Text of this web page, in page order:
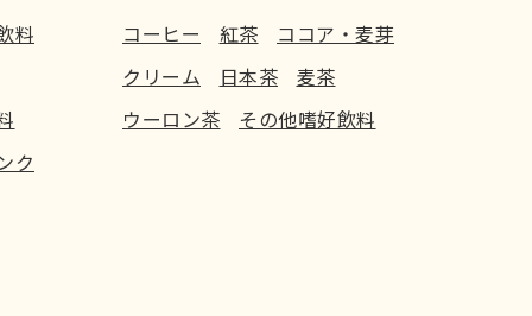
料
ク
コーヒー 紅茶
ココア・麦芽
クリーム
日本茶
麦茶
ウーロン茶
その他嗜好飲料